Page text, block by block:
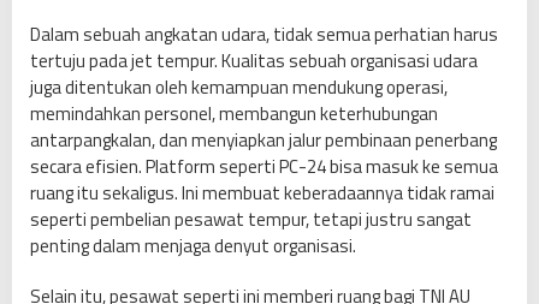
Dalam sebuah angkatan udara, tidak semua perhatian harus
tertuju pada jet tempur. Kualitas sebuah organisasi udara
juga ditentukan oleh kemampuan mendukung operasi,
memindahkan personel, membangun keterhubungan
antarpangkalan, dan menyiapkan jalur pembinaan penerbang
secara efisien. Platform seperti PC-24 bisa masuk ke semua
ruang itu sekaligus. Ini membuat keberadaannya tidak ramai
seperti pembelian pesawat tempur, tetapi justru sangat
penting dalam menjaga denyut organisasi.
Selain itu, pesawat seperti ini memberi ruang bagi TNI AU